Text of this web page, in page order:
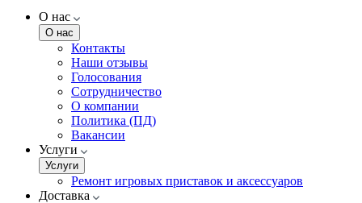
О нас
О нас
Контакты
Наши отзывы
Голосования
Сотрудничество
О компании
Политика (ПД)
Вакансии
Услуги
Услуги
Ремонт игровых приставок и аксессуаров
Доставка